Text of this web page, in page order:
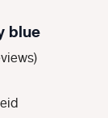
blue